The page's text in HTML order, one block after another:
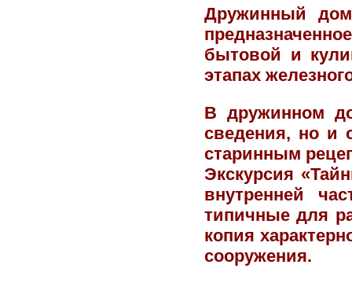
Дружинный дом
бытовой и
этапах
В дружинном
сведения, но и
старинным
Экскурсия
внутренней
типичные для
копия
сооружения.